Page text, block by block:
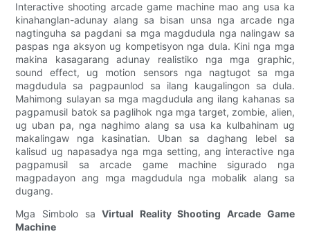
Interactive shooting arcade game machine mao ang usa ka
kinahanglan-adunay alang sa bisan unsa nga arcade nga
nagtinguha sa pagdani sa mga magdudula nga nalingaw sa
paspas nga aksyon ug kompetisyon nga dula. Kini nga mga
makina kasagarang adunay realistiko nga mga graphic,
sound effect, ug motion sensors nga nagtugot sa mga
magdudula sa pagpaunlod sa ilang kaugalingon sa dula.
Mahimong sulayan sa mga magdudula ang ilang kahanas sa
pagpamusil batok sa paglihok nga mga target, zombie, alien,
ug uban pa, nga naghimo alang sa usa ka kulbahinam ug
makalingaw nga kasinatian. Uban sa daghang lebel sa
kalisud ug napasadya nga mga setting, ang interactive nga
pagpamusil sa arcade game machine sigurado nga
magpadayon ang mga magdudula nga mobalik alang sa
dugang.
Mga Simbolo saVirtual Reality Shooting Arcade Game
Machine